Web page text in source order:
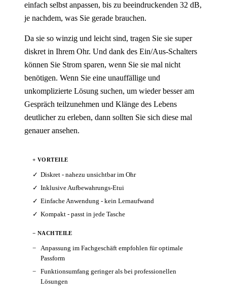
einfach selbst anpassen, bis zu beeindruckenden 32 dB,
je nachdem, was Sie gerade brauchen.
Da sie so winzig und leicht sind, tragen Sie sie super
diskret in Ihrem Ohr. Und dank des Ein/Aus-Schalters
können Sie Strom sparen, wenn Sie sie mal nicht
benötigen. Wenn Sie eine unauffällige und
unkomplizierte Lösung suchen, um wieder besser am
Gespräch teilzunehmen und Klänge des Lebens
deutlicher zu erleben, dann sollten Sie sich diese mal
genauer ansehen.
+ VORTEILE
Diskret - nahezu unsichtbar im Ohr
Inklusive Aufbewahrungs-Etui
Einfache Anwendung - kein Lernaufwand
Kompakt - passt in jede Tasche
− NACHTEILE
Anpassung im Fachgeschäft empfohlen für optimale
Passform
Funktionsumfang geringer als bei professionellen
Lösungen